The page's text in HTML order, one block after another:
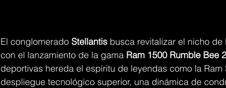
El conglomerado Stellantis busca revitalizar el nicho
con el lanzamiento de la gama Ram 1500 Rumble Bee
deportivas hereda el espíritu de leyendas como la Ram
despliegue tecnológico superior, una dinámica de